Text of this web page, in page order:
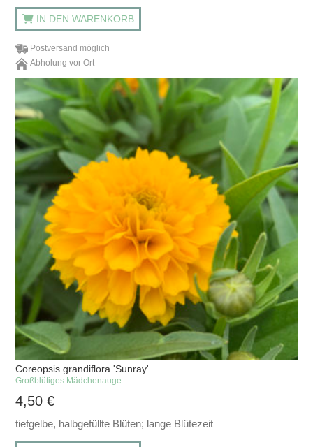
IN DEN WARENKORB
Postversand möglich
Abholung vor Ort
Coreopsis grandiflora 'Sunray'
Großblütiges Mädchenauge
4,50€
tiefgelbe, halbgefüllte Blüten; lange Blütezeit